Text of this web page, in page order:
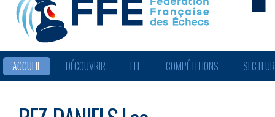
ACCUEIL DÉCOUVRIR FFE COMPÉTITIONS